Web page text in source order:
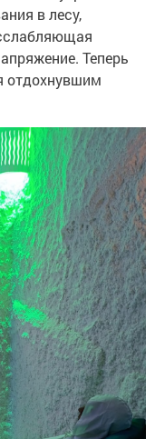
в лесу,
Теперь
отдохнувшим